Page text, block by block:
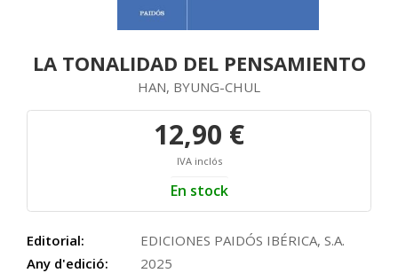
LA TONALIDAD DEL PENSAMIENTO
HAN, BYUNG-CHUL
12,90 €
IVA inclós
En stock
Editorial:
EDICIONES PAIDÓS IBÉRICA, S.A.
Any d'edició:
2025